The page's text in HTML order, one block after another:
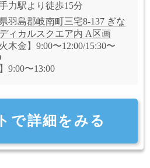
力駅より徒歩15分
羽島郡岐南町三宅8-137 ぎな
ィカルスクエア内 A区画
火木金】9:00〜12:00/15:30〜
9:00〜13:00
で詳細をみる